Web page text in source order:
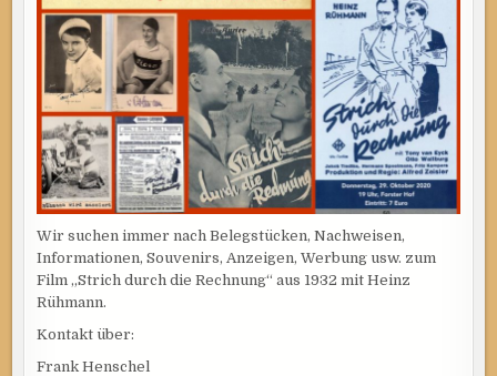
Wir suchen immer nach Belegstücken, Nachweisen,
Informationen, Souvenirs, Anzeigen, Werbung usw. zum
Film „Strich durch die Rechnung“ aus 1932 mit Heinz
Rühmann.
Kontakt über:
Frank Henschel